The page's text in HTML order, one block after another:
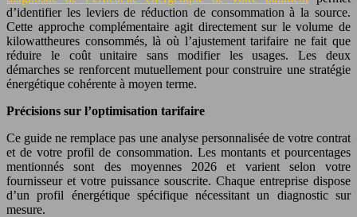
d’identifier les leviers de réduction de consommation à la source.
Cette approche complémentaire agit directement sur le volume de
kilowattheures consommés, là où l’ajustement tarifaire ne fait que
réduire le coût unitaire sans modifier les usages. Les deux
démarches se renforcent mutuellement pour construire une stratégie
énergétique cohérente à moyen terme.
Précisions sur l’optimisation tarifaire
Ce guide ne remplace pas une analyse personnalisée de votre contrat
et de votre profil de consommation. Les montants et pourcentages
mentionnés sont des moyennes 2026 et varient selon votre
fournisseur et votre puissance souscrite. Chaque entreprise dispose
d’un profil énergétique spécifique nécessitant un diagnostic sur
mesure.